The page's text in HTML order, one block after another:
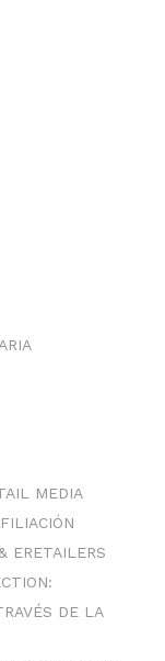
MEDIA
ERETAILERS
DE LA